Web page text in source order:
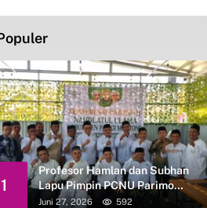
1
Profesor Hamlan dan Subhan
Lapu Pimpin PCNU Parimo
Periode 2026–2031
Juni 27, 2026 592